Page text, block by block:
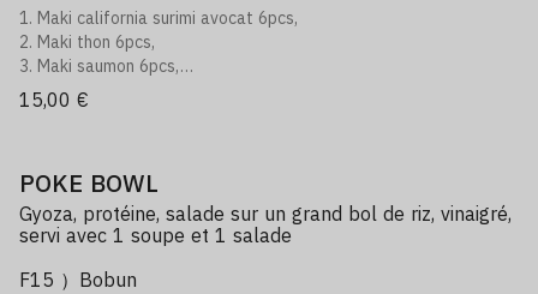
1. Maki california surimi avocat 6pcs,
2. Maki thon 6pcs,
3. Maki saumon 6pcs,
4. Maki concombre 6pcs,
5. Sashimi assortiment 5pcs,
12. Sushi saumon 3pcs,
13. Salade saumon avocat
14. Gyoza 4pcs,
16. Brochettes boulettes de poulet 3pcs,
15,00 €
POKE BOWL
Gyoza, protéine, salade sur un grand bol de riz, vinaigré,
servi avec 1 soupe et 1 salade
F15 ）Bobun